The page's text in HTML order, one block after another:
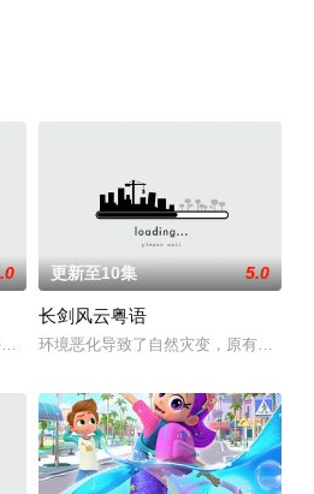
承了奶奶留下来的一本名为“乾坤历”的法
更新至10集 5.0
长剑风云粤语
环境恶化导致了自然灾变，原有的世界